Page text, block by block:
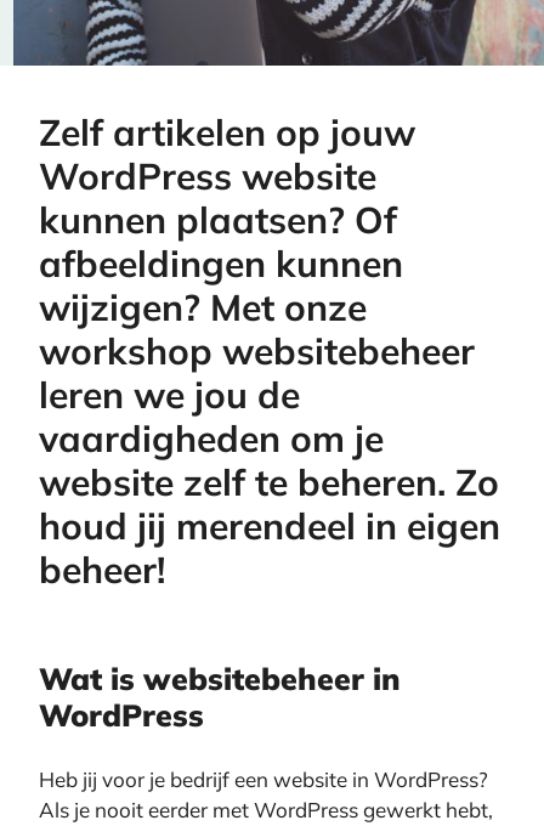
Zelf artikelen op jouw
WordPress website
kunnen plaatsen? Of
afbeeldingen kunnen
wijzigen? Met onze
workshop websitebeheer
leren we jou de
vaardigheden om je
website zelf te beheren. Zo
houd jij merendeel in eigen
beheer!
Wat is websitebeheer in
WordPress
Heb jij voor je bedrijf een website in WordPress?
Als je nooit eerder met WordPress gewerkt hebt,